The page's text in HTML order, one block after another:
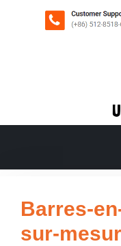
Barres-
sur-